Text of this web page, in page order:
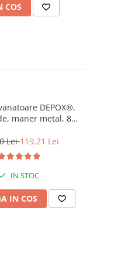
COS
DEPOX®,
maner metal, 83
Lei119,21 Lei
IN STOC
IN COS